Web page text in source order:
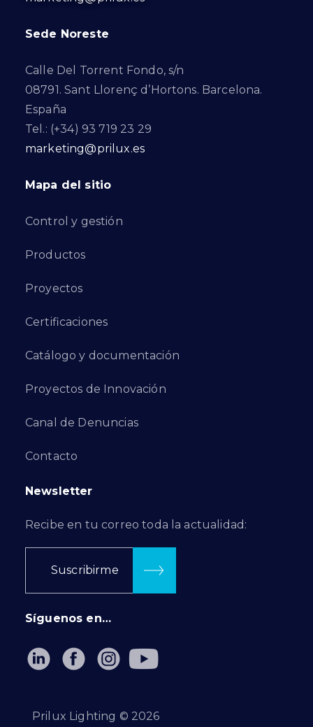
Sede Noreste
Calle Del Torrent Fondo, s/n
08791. Sant Llorenç d’Hortons. Barcelona.
España
Tel.: (+34) 93 719 23 29
marketing@prilux.es
Mapa del sitio
Control y gestión
Productos
Proyectos
Certificaciones
Catálogo y documentación
Proyectos de Innovación
Canal de Denuncias
Contacto
Newsletter
Recibe en tu correo toda la actualidad:
Suscribirme
Síguenos en…
Prilux Lighting © 2026